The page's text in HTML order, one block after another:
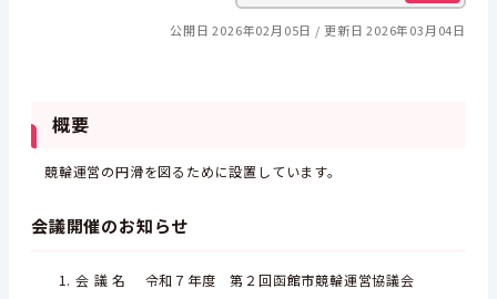
公開日 2026年02月05日 更新日 2026年03月04日
概要
競輪運営の円滑を図るために設置しています。
会議開催のお知らせ
会 議 名 令和７年度 第２回函館市競輪運営協議会